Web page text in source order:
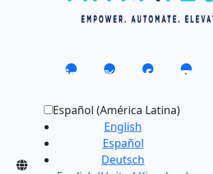
Español (América Latina)
English
Español
Deutsch